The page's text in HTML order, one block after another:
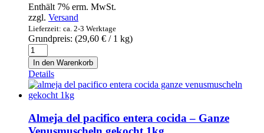
Menge
Enthält 7% erm. MwSt.
zzgl. Versand
Lieferzeit: ca. 2-3 Werktage
Grundpreis: (29,60 € / 1 kg)
Oro
Verde
–
Rellenas
de
Ajo
150g
–
In den Warenkorb
Details
Almeja del pacifico entera cocida – Ganze